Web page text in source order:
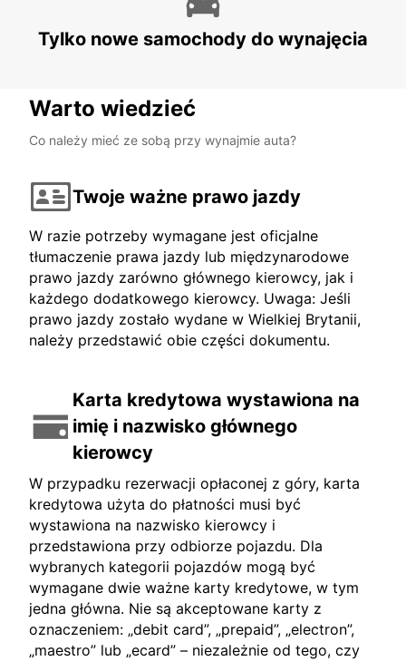
Tylko nowe samochody do wynajęcia
Warto wiedzieć
Co należy mieć ze sobą przy wynajmie auta?
Twoje ważne prawo jazdy
W razie potrzeby wymagane jest oficjalne
tłumaczenie prawa jazdy lub międzynarodowe
prawo jazdy zarówno głównego kierowcy, jak i
każdego dodatkowego kierowcy. Uwaga: Jeśli
prawo jazdy zostało wydane w Wielkiej Brytanii,
należy przedstawić obie części dokumentu.
Karta kredytowa wystawiona na
imię i nazwisko głównego
kierowcy
W przypadku rezerwacji opłaconej z góry, karta
kredytowa użyta do płatności musi być
wystawiona na nazwisko kierowcy i
przedstawiona przy odbiorze pojazdu. Dla
wybranych kategorii pojazdów mogą być
wymagane dwie ważne karty kredytowe, w tym
jedna główna. Nie są akceptowane karty z
oznaczeniem: „debit card”, „prepaid”, „electron”,
„maestro” lub „ecard” – niezależnie od tego, czy